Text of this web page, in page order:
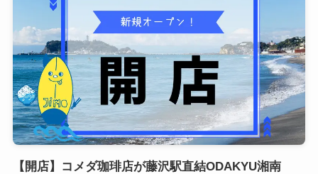
【開店】コメダ珈琲店が藤沢駅直結ODAKYU湘南